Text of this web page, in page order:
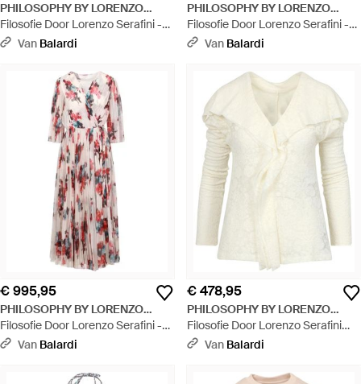
PHILOSOPHY BY LORENZO
SERAFINI
Filosofie Door Lorenzo Serafini -
jurken - Zwart
Van Balardi
PHILOSOPHY BY LORENZO
SERAFINI
Filosofie Door Lorenzo Serafini -
jurken Green - Groen
Van Balardi
€ 995,95
PHILOSOPHY BY LORENZO
SERAFINI
Filosofie Door Lorenzo Serafini -
jurken Multi Color - Rood
Van Balardi
€ 478,95
PHILOSOPHY BY LORENZO
SERAFINI
Filosofie Door Lorenzo Serafini
Ivoor - Naturel
Van Balardi